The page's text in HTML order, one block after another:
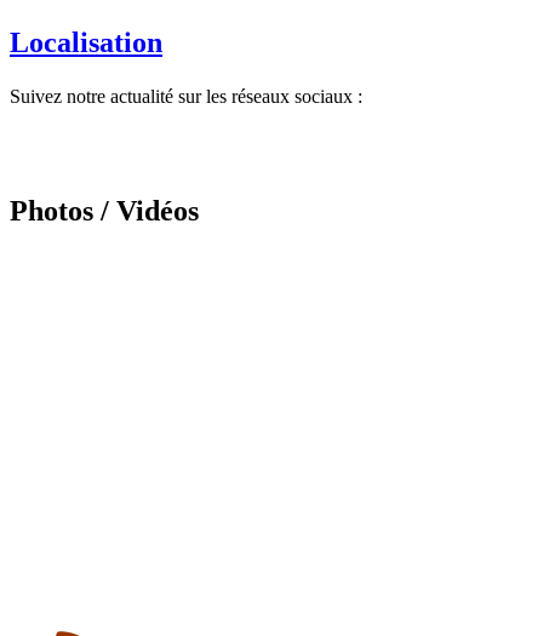
Localisation
Suivez notre actualité sur les réseaux sociaux :
Photos / Vidéos